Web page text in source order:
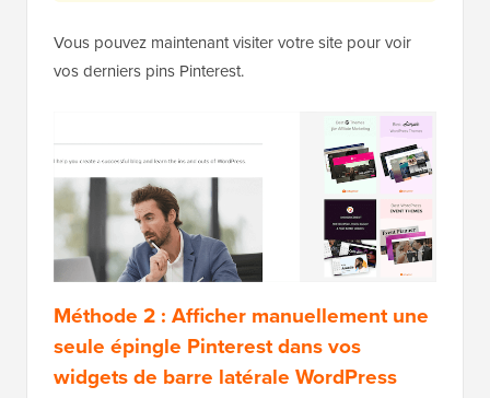
Vous pouvez maintenant visiter votre site pour voir
vos derniers pins Pinterest.
Méthode 2 : Afficher manuellement une
seule épingle Pinterest dans vos
widgets de barre latérale WordPress